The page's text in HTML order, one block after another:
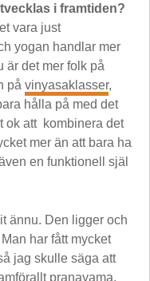
i framtiden?
vara just
yogan handlar mer
är det mer folk på
påvinyasaklasser,
hålla på med det
ok att kombinera det
mer än att bara ha
en funktionell själ
ännu. Den ligger och
har fått mycket
jag skulle säga att
pranayama,